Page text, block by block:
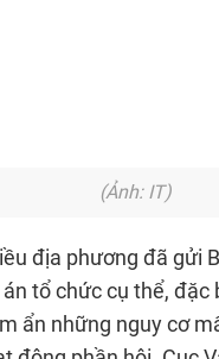
(Ảnh: IT)
địa phương đã gửi
tổ chức cụ thể,
ẩn những nguy cơ